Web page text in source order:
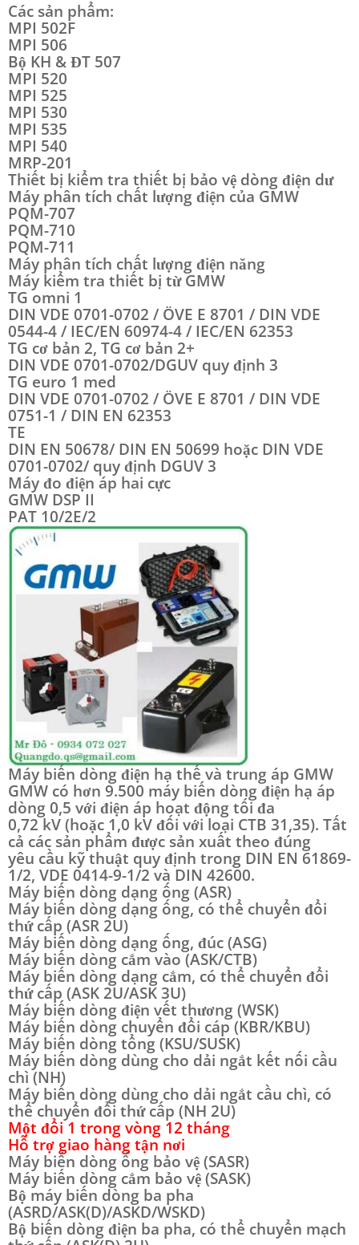
Các sản phẩm:
MPI 502F
MPI 506
Bộ KH & ĐT 507
MPI 520
MPI 525
MPI 530
MPI 535
MPI 540
MRP-201
Thiết bị kiểm tra thiết bị bảo vệ dòng điện dư
Máy phân tích chất lượng điện của GMW
PQM-707
PQM-710
PQM-711
Máy phân tích chất lượng điện năng
Máy kiểm tra thiết bị từ GMW
TG omni 1
DIN VDE 0701-0702 / ÖVE E 8701 / DIN VDE
0544-4 / IEC/EN 60974-4 / IEC/EN 62353
TG cơ bản 2, TG cơ bản 2+
DIN VDE 0701-0702/DGUV quy định 3
TG euro 1 med
DIN VDE 0701-0702 / ÖVE E 8701 / DIN VDE
0751-1 / DIN EN 62353
TE
DIN EN 50678/ DIN EN 50699 hoặc DIN VDE
0701-0702/ quy định DGUV 3
Máy đo điện áp hai cực
GMW DSP II
PAT 10/2E/2
Máy biến dòng điện hạ thế và trung áp GMW
GMW có hơn 9.500 máy biến dòng điện hạ áp
dòng 0,5 với điện áp hoạt động tối đa
0,72 kV (hoặc 1,0 kV đối với loại CTB 31,35). Tất
cả các sản phẩm được sản xuất theo đúng
yêu cầu kỹ thuật quy định trong DIN EN 61869-
1/2, VDE 0414-9-1/2 và DIN 42600.
Máy biến dòng dạng ống (ASR)
Máy biến dòng dạng ống, có thể chuyển đổi
thứ cấp (ASR 2U)
Máy biến dòng dạng ống, đúc (ASG)
Máy biến dòng cắm vào (ASK/CTB)
Máy biến dòng dạng cắm, có thể chuyển đổi
thứ cấp (ASK 2U/ASK 3U)
Máy biến dòng điện vết thương (WSK)
Máy biến dòng chuyển đổi cáp (KBR/KBU)
Máy biến dòng tổng (KSU/SUSK)
Máy biến dòng dùng cho dải ngắt kết nối cầu
chì (NH)
Máy biến dòng dùng cho dải ngắt cầu chì, có
thể chuyển đổi thứ cấp (NH 2U)
Một đổi 1 trong vòng 12 tháng
Hỗ trợ giao hàng tận nơi
Máy biến dòng ống bảo vệ (SASR)
Máy biến dòng cắm bảo vệ (SASK)
Bộ máy biến dòng ba pha
(ASRD/ASK(D)/ASKD/WSKD)
Bộ biến dòng điện ba pha, có thể chuyển mạch